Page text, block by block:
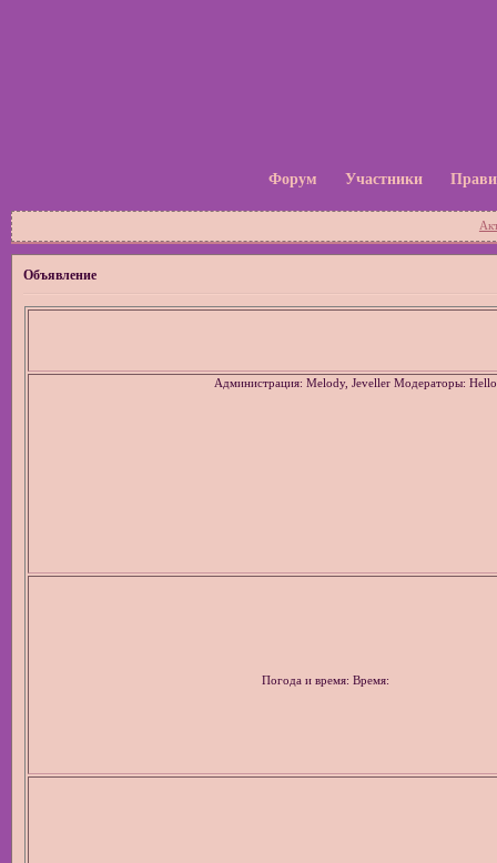
Форум Участники
Объявление
Администрация: Melody, Jeveller Модераторы:
Погода и время: Время: